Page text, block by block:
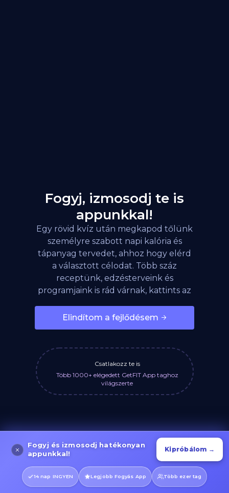
Fogyj, izmosodj te is
appunkkal!
Egy rövid kvíz után megkapod tőlünk
személyre szabott napi kalória és
tápanyag tervedet, ahhoz hogy elérd
a választott célodat. Több száz
receptünk, edzésterveink és
programjaink is rád várnak, kattints az
Elindítom a fejlődésem
Csatlakozz te is
Több 1000+ elégedett GetFIT App taghoz
világszerte
Fogyj és izmosodj hatékonyan
appunkkal!
Kipróbálom →
14 nap INGYEN Legjobb Fogyás App Több ezer tag